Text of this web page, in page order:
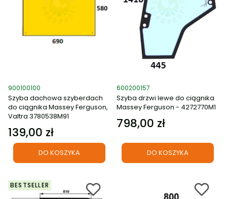
Kod produktu
900100100
Szyba dachowa szyberdach
do ciągnika Massey Ferguson,
Valtra 3780538M91
Cena
139,00 zł
DO KOSZYKA
Kod produktu
600200157
Szyba drzwi lewe do ciągnika
Massey Ferguson - 4272770M1
Cena
798,00 zł
DO KOSZYKA
BESTSELLER